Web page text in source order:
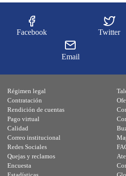
Facebook Twitter
Email
Régimen legal
Contratación
Rendición de cuentas
Pago virtual
Calidad
Correo institucional
Redes Sociales
Quejas y reclamos
Encuesta